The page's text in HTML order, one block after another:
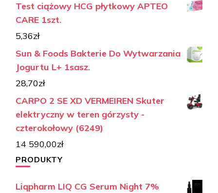
Test ciążowy HCG płytkowy APTEO
CARE 1szt.
5,36zł
Sun & Foods Bakterie Do Wytwarzania
Jogurtu L+ 1sasz.
28,70zł
CARPO 2 SE XD VERMEIREN Skuter
elektryczny w teren górzysty -
czterokołowy (6249)
14 590,00zł
PRODUKTY
Liqpharm LIQ CG Serum Night 7%